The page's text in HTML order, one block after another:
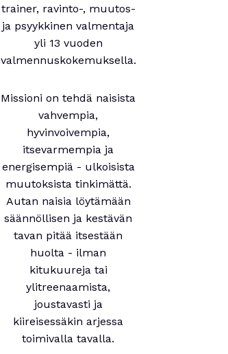
trainer, ravinto-, muutos-
ja psyykkinen valmentaja
yli 13 vuoden
valmennuskokemuksella.
Missioni on tehdä naisista
vahvempia,
hyvinvoivempia,
itsevarmempia ja
energisempiä - ulkoisista
muutoksista tinkimättä.
Autan naisia löytämään
säännöllisen ja kestävän
tavan pitää itsestään
huolta - ilman
kitukuureja tai
ylitreenaamista,
joustavasti ja
kiireisessäkin arjessa
toimivalla tavalla.